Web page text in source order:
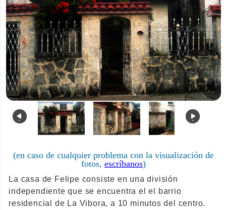
. .
(en caso de cualquier problema con la visualización de
fotos, escríbanos)
La casa de Felipe consiste en una división
independiente que se encuentra el el barrio
residencial de La Vibora, a 10 minutos del centro.